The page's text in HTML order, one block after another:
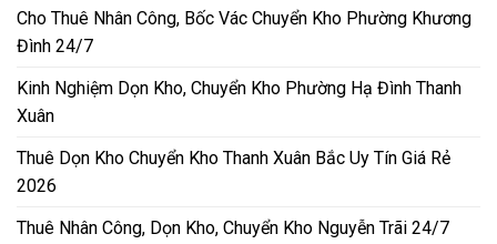
Cho Thuê Nhân Công, Bốc Vác Chuyển Kho Phường Khương
Đình 24/7
Kinh Nghiệm Dọn Kho, Chuyển Kho Phường Hạ Đình Thanh
Xuân
Thuê Dọn Kho Chuyển Kho Thanh Xuân Bắc Uy Tín Giá Rẻ
2026
Thuê Nhân Công, Dọn Kho, Chuyển Kho Nguyễn Trãi 24/7